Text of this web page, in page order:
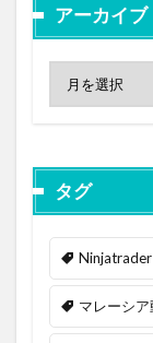
アーカイブ
タグ
Ninjatrader
マレーシ